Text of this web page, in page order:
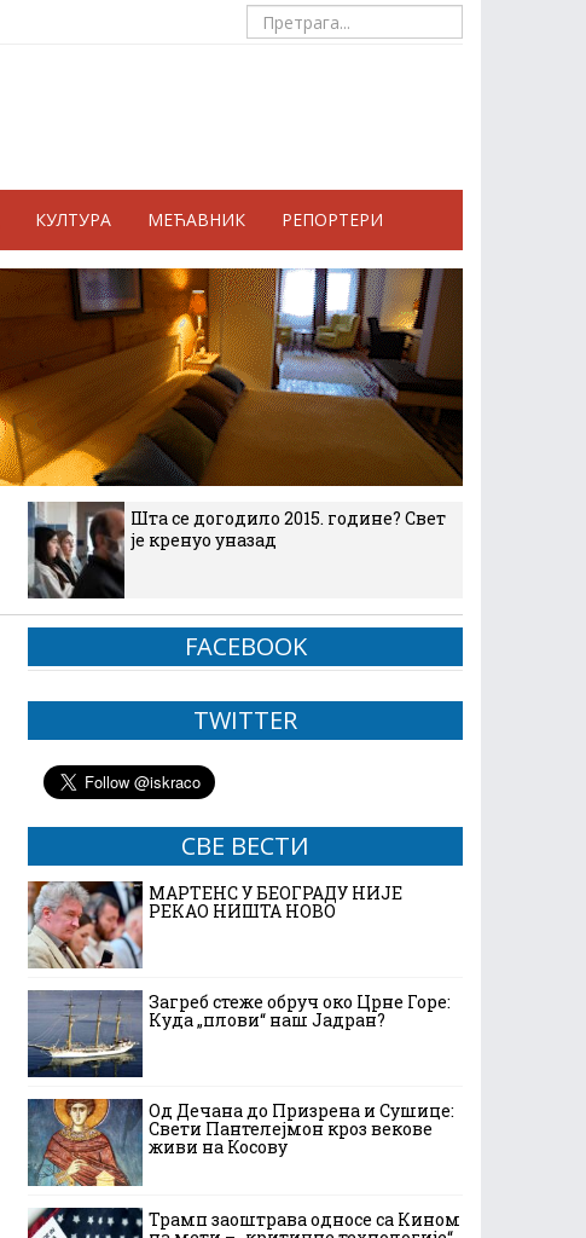
КУЛТУРА МЕЋАВНИК РЕПОРТЕРИ
Шта се догодило 2015. године? Свет
је кренуо уназад
FACEBOOK
TWITTER
СВЕ ВЕСТИ
МАРТЕНС У БЕОГРАДУ НИЈЕ
РЕКАО НИШТА НОВО
Загреб стеже обруч око Црне Горе:
Куда „плови“ наш Јадран?
Од Дечана до Призрена и Сушице:
Свети Пантелејмон кроз векове
живи на Косову
Трамп заоштрава односе са Кином